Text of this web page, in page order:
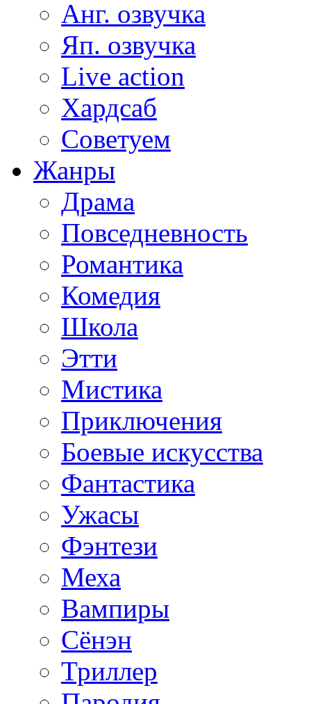
Анг. озвучка
Яп. озвучка
Live action
Хардсаб
Советуем
Жанры
Драма
Повседневность
Романтика
Комедия
Школа
Этти
Мистика
Приключения
Боевые искусства
Фантастика
Ужасы
Фэнтези
Меха
Вампиры
Сёнэн
Триллер